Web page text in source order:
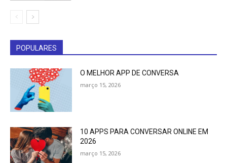
POPULARES
O MELHOR APP DE CONVERSA
março 15, 2026
10 APPS PARA CONVERSAR ONLINE EM
2026
março 15, 2026